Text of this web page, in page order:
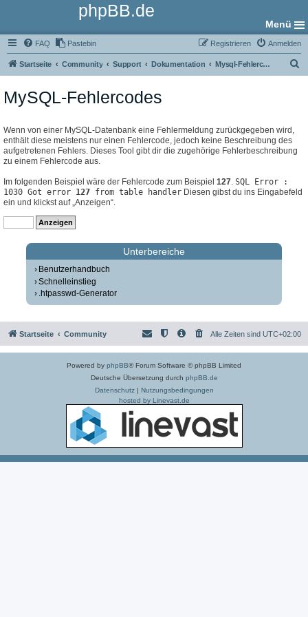
phpBB.de
Menü
FAQ Pastebin Anmelden
Registrieren
Startseite Community Support Dokumentation Mysql-Fehlercodes
MySQL-Fehlercodes
Wenn von einer MySQL-Datenbank eine Fehlermeldung zurückgegeben wird,
enthält diese meistens nur einen Fehlercode, jedoch keine Beschreibung des
aufgetretenen Fehlers. Dieses Tool gibt dir die zugehörige Fehlerbeschreibung
zu einem Fehlercode aus.
Im folgenden Beispiel wäre der Fehlercode zum Beispiel 127. SQL Error :
1030 Got error 127 from table handler Diesen gibst du ins Eingabefeld
ein und klickst auf „Anzeigen“.
Unterbereiche
Benutzerhandbuch
Schnelleinstieg
.htpasswd-Generator
Startseite Community Alle Zeiten sind UTC+02:00
Powered by phpBB® Forum Software © phpBB Limited
Deutsche Übersetzung durch phpBB.de
Datenschutz| Nutzungsbedingungen
hosted by Linevast.de